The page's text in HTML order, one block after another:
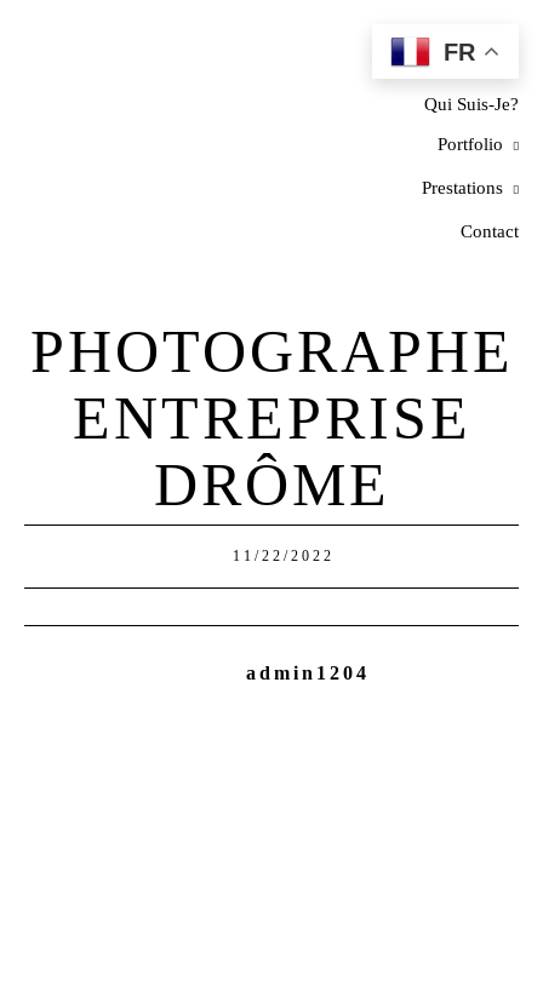
Home
Qui Suis-Je?
Portfolio
Prestations
Contact
PHOTOGRAPHE
ENTREPRISE
DRÔME
11/22/2022
admin1204
FR